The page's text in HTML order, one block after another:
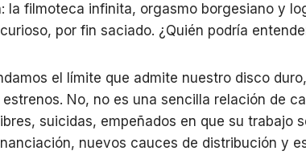
la filmoteca infinita, orgasmo borgesiano y
por fin saciado. ¿Quién podría
el límite que admite nuestro disco
No, no es una sencilla relación de
suicidas, empeñados en que su trabajo
nuevos cauces de distribución y